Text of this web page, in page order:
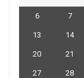
6 7
13 14
20 21
27
28